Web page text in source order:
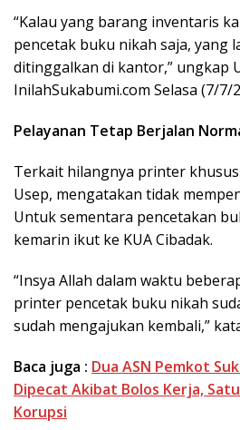
“Kalau yang barang inventaris
pencetak buku nikah saja, yang
ditinggalkan di kantor,” ungkap
InilahSukabumi.com Selasa (7/7/
Pelayanan Tetap Berjalan
Terkait hilangnya printer
Usep, mengatakan tidak
Untuk sementara pencetakan
kemarin ikut ke KUA Cibadak.
“Insya Allah dalam waktu
printer pencetak buku nikah
sudah mengajukan kembali,”
Baca juga : ​Dua ASN Pemkot
Dipecat Akibat Bolos Kerja,
Korupsi